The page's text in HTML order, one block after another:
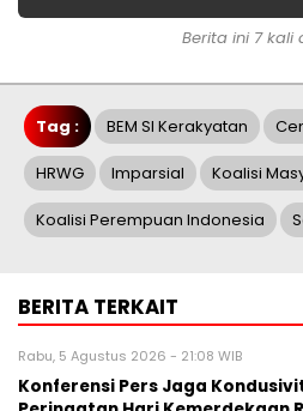
Berita ini 7 kali
Tag : BEM SI Kerakyatan
HRWG Imparsial Koalisi
Koalisi Perempuan Indonesia
BERITA TERKAIT
Rabu, 5 Agustus 2026 - 21:08 WIB
Konferensi Pers Jaga